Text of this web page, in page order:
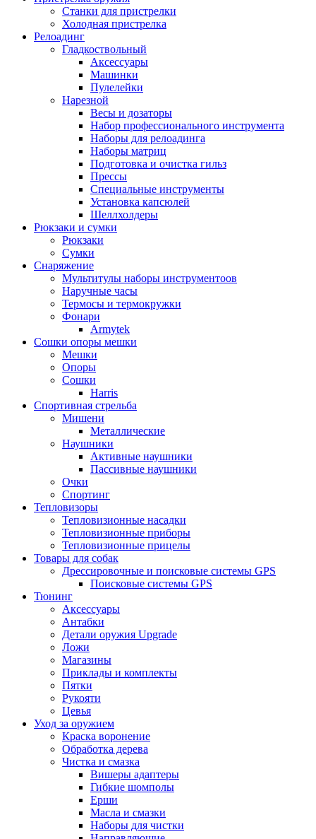
Станки для пристрелки
Холодная пристрелка
Релоадинг
Гладкоствольный
Аксессуары
Машинки
Пулелейки
Нарезной
Весы и дозаторы
Набор профессионального инструмента
Наборы для релоадинга
Наборы матриц
Подготовка и очистка гильз
Прессы
Специальные инструменты
Установка капсюлей
Шеллхолдеры
Рюкзаки и сумки
Рюкзаки
Сумки
Снаряжение
Мультитулы наборы инструментоов
Наручные часы
Термосы и термокружки
Фонари
Armytek
Сошки опоры мешки
Мешки
Опоры
Сошки
Harris
Спортивная стрельба
Мишени
Металлические
Наушники
Активные наушники
Пассивные наушники
Очки
Спортинг
Тепловизоры
Тепловизионные насадки
Тепловизионные приборы
Тепловизионные прицелы
Товары для собак
Дрессировочные и поисковые системы GPS
Поисковые системы GPS
Тюнинг
Аксессуары
Антабки
Детали оружия Upgrade
Ложи
Магазины
Приклады и комплекты
Пятки
Рукояти
Цевья
Уход за оружием
Краска воронение
Обработка дерева
Чистка и смазка
Вишеры адаптеры
Гибкие шомполы
Ерши
Масла и смазки
Наборы для чистки